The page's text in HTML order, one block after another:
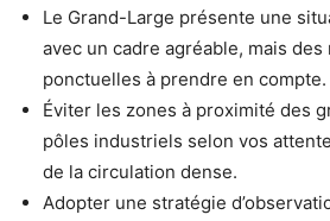
Le Grand-Large présente une
avec un cadre agréable, mais des
ponctuelles à prendre en compte.
Éviter les zones à proximité des
pôles industriels selon vos
de la circulation dense.
Adopter une stratégie